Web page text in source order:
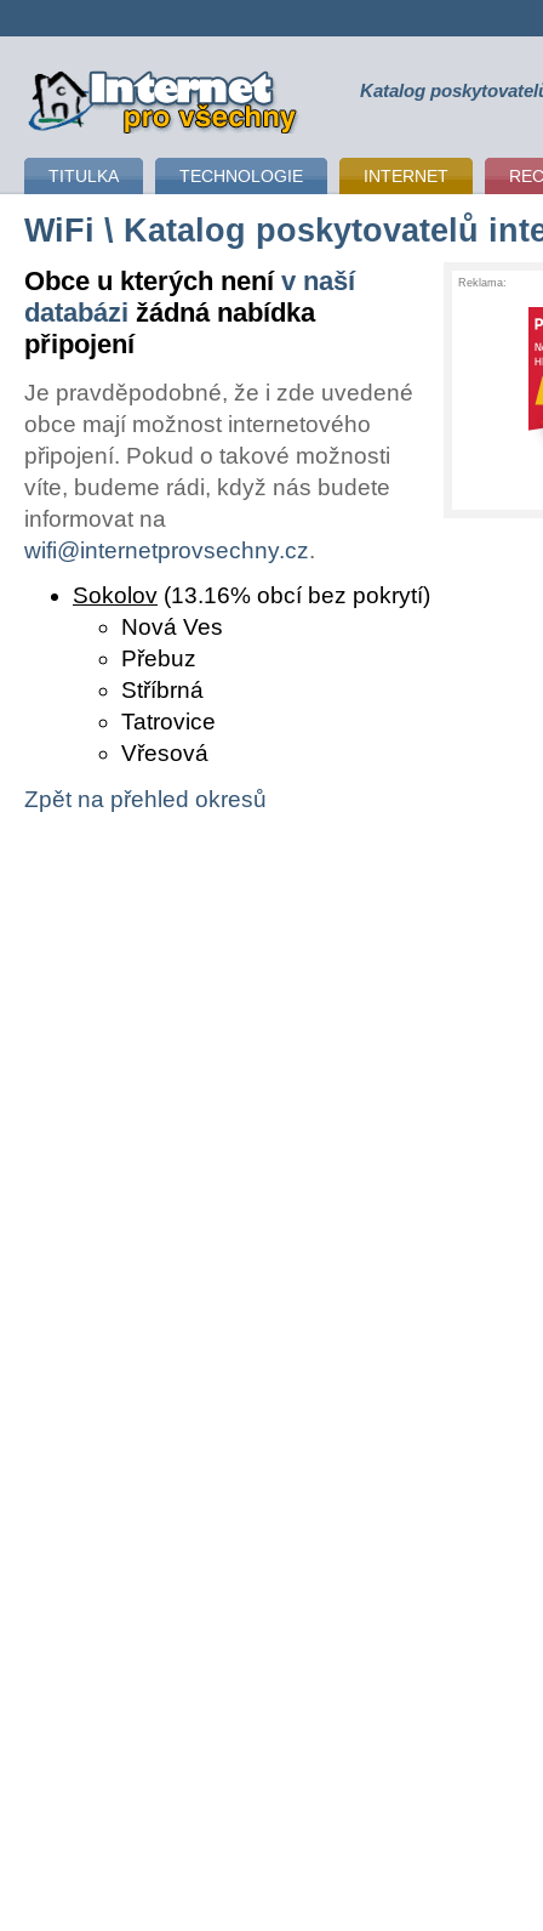
připojení k internetu Katalog
TITULKA TECHNOLOGIE INTERNET
WiFi \ Katalog poskytovatelů
Reklama:
Obce u kterých není v naší
databázi žádná nabídka
připojení
Je pravděpodobné, že i zde uvedené
obce mají možnost internetového
připojení. Pokud o takové možnosti
víte, budeme rádi, když nás budete
informovat na
wifi@internetprovsechny.cz.
Sokolov (13.16% obcí bez pokrytí)
Nová Ves
Přebuz
Stříbrná
Tatrovice
Vřesová
Zpět na přehled okresů